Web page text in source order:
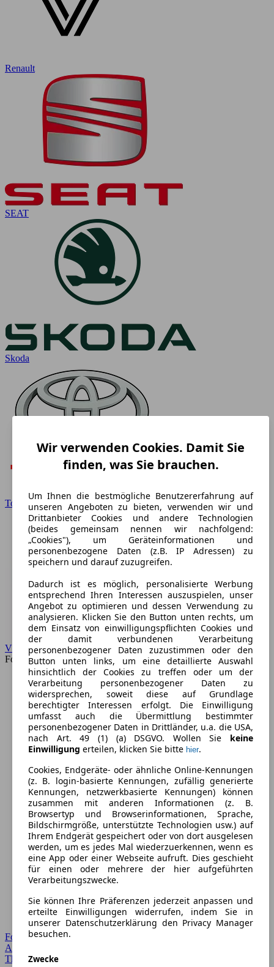
Renault
SEAT
Skoda
Toyota
VW
Forum
Forum Startseite
Alle Auto-Foren
Themen-Forum
Wir verwenden Cookies. Damit Sie
finden, was Sie brauchen.
Um Ihnen die bestmögliche Benutzererfahrung auf
unseren Angeboten zu bieten, verwenden wir und
Drittanbieter Cookies und andere Technologien
(beides gemeinsam nennen wir nachfolgend:
„Cookies"), um Geräteinformationen und
personenbezogene Daten (z.B. IP Adressen) zu
speichern und darauf zuzugreifen.
Dadurch ist es möglich, personalisierte Werbung
entsprechend Ihren Interessen auszuspielen, unser
Angebot zu optimieren und dessen Verwendung zu
analysieren. Klicken Sie den Button unten rechts, um
dem Einsatz von einwilligungspflichten Cookies und
der damit verbundenen Verarbeitung
personenbezogener Daten zuzustimmen oder den
Button unten links, um eine detaillierte Auswahl
hinsichtlich der Cookies zu treffen oder um der
Verarbeitung personenbezogener Daten zu
widersprechen, soweit diese auf Grundlage
berechtigter Interessen erfolgt. Die Einwilligung
umfasst auch die Übermittlung bestimmter
personenbezogener Daten in Drittländer, u.a. die USA,
nach Art. 49 (1) (a) DSGVO. Wollen Sie keine
Einwilligung erteilen, klicken Sie bitte hier.
Cookies, Endgeräte- oder ähnliche Online-Kennungen
(z. B. login-basierte Kennungen, zufällig generierte
Kennungen, netzwerkbasierte Kennungen) können
zusammen mit anderen Informationen (z. B.
Browsertyp und Browserinformationen, Sprache,
Bildschirmgröße, unterstützte Technologien usw.) auf
Ihrem Endgerät gespeichert oder von dort ausgelesen
werden, um es jedes Mal wiederzuerkennen, wenn es
eine App oder einer Webseite aufruft. Dies geschieht
für einen oder mehrere der hier aufgeführten
Verarbeitungszwecke.
Sie können Ihre Präferenzen jederzeit anpassen und
erteilte Einwilligungen widerrufen, indem Sie in
unserer Datenschutzerklärung den Privacy Manager
besuchen.
Zwecke